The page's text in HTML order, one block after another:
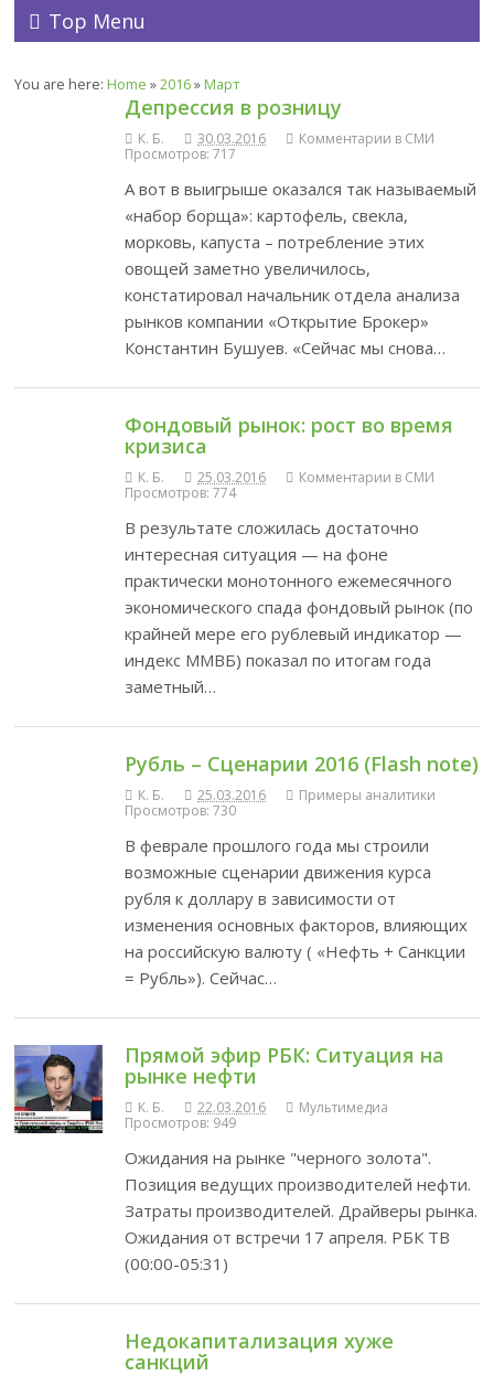
Top Menu
You are here: Home »2016» Март
Депрессия в розницу
К. Б. 30.03.2016
Комментарии в СМИ
Просмотров: 717
А вот в выигрыше оказался так называемый
«набор борща»: картофель, свекла,
морковь, капуста – потребление этих
овощей заметно увеличилось,
констатировал начальник отдела анализа
рынков компании «Открытие Брокер»
Константин Бушуев. «Сейчас мы снова…
Фондовый рынок: рост во время
кризиса
К. Б. 25.03.2016
Комментарии в СМИ
Просмотров: 774
В результате сложилась достаточно
интересная ситуация — на фоне
практически монотонного ежемесячного
экономического спада фондовый рынок (по
крайней мере его рублевый индикатор —
индекс ММВБ) показал по итогам года
заметный…
Рубль – Сценарии 2016 (Flash note)
К. Б. 25.03.2016
Примеры аналитики
Просмотров: 730
В феврале прошлого года мы строили
возможные сценарии движения курса
рубля к доллару в зависимости от
изменения основных факторов, влияющих
на российскую валюту ( «Нефть + Санкции
= Рубль»). Сейчас…
Прямой эфир РБК: Ситуация на
рынке нефти
К. Б. 22.03.2016
Мультимедиа
Просмотров: 949
Ожидания на рынке "черного золота".
Позиция ведущих производителей нефти.
Затраты производителей. Драйверы рынка.
Ожидания от встречи 17 апреля. РБК ТВ
(00:00-05:31)
Недокапитализация хуже
санкций